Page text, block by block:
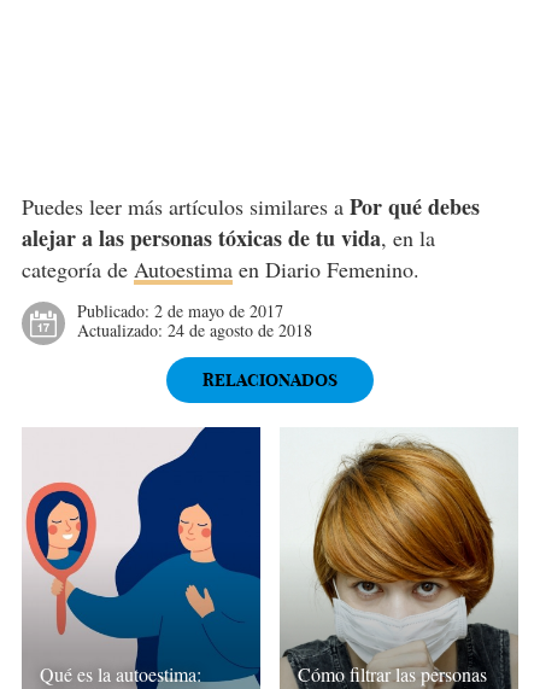
Puedes leer más artículos similares a Por qué debes
alejar a las personas tóxicas de tu vida, en la
categoría de Autoestimaen Diario Femenino.
Publicado: 2 de mayo de 2017
Actualizado: 24 de agosto de 2018
RELACIONADOS
Qué es la autoestima:
Cómo filtrar las personas